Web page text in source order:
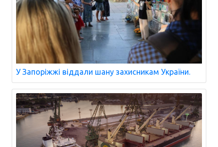
У Запоріжжі віддали шану захисникам України.